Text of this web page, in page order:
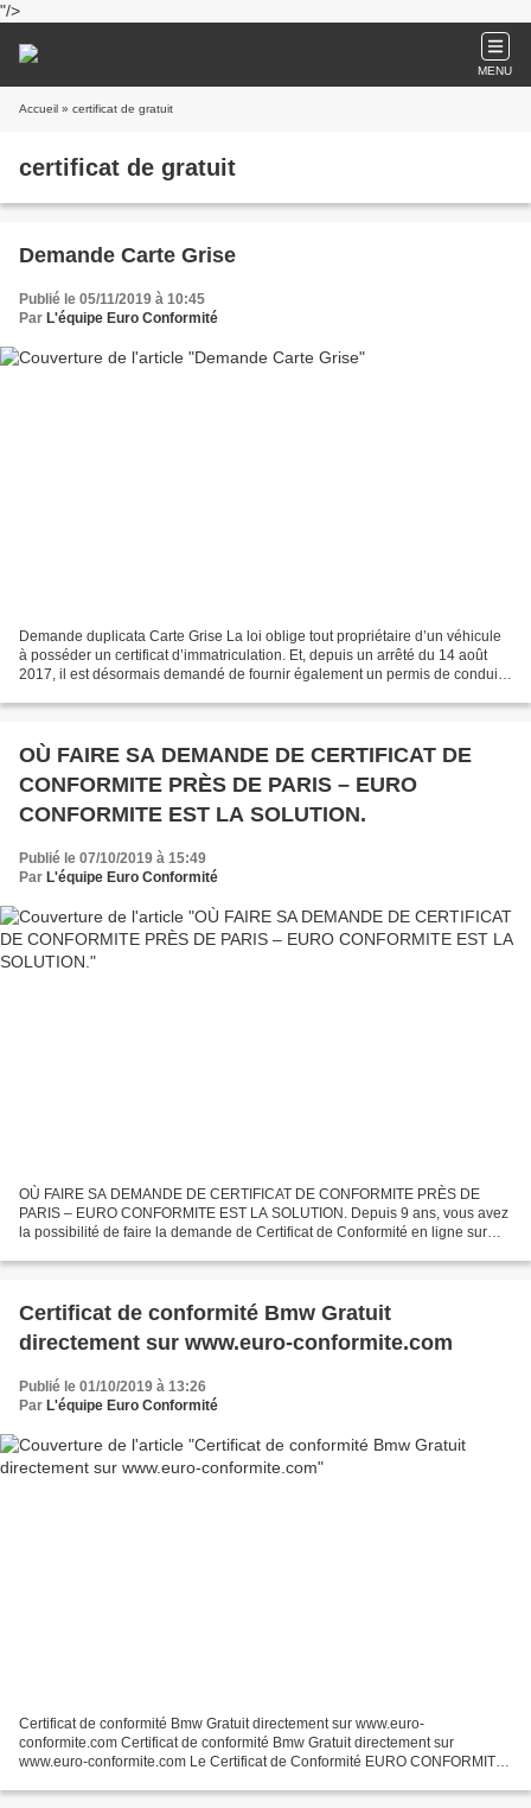
"/>
MENU
Accueil » certificat de gratuit
certificat de gratuit
Demande Carte Grise
Publié le 05/11/2019 à 10:45
Par L'équipe Euro Conformité
Demande duplicata Carte Grise La loi oblige tout propriétaire d’un véhicule
à posséder un certificat d’immatriculation. Et, depuis un arrêté du 14 août
2017, il est désormais demandé de fournir également un permis de conduire
OÙ FAIRE SA DEMANDE DE CERTIFICAT DE
CONFORMITE PRÈS DE PARIS – EURO
CONFORMITE EST LA SOLUTION.
Publié le 07/10/2019 à 15:49
Par L'équipe Euro Conformité
OÙ FAIRE SA DEMANDE DE CERTIFICAT DE CONFORMITE PRÈS DE
PARIS – EURO CONFORMITE EST LA SOLUTION. Depuis 9 ans, vous avez
la possibilité de faire la demande de Certificat de Conformité en ligne sur
Certificat de conformité Bmw Gratuit
directement sur www.euro-conformite.com
Publié le 01/10/2019 à 13:26
Par L'équipe Euro Conformité
Certificat de conformité Bmw Gratuit directement sur www.euro-
conformite.com Certificat de conformité Bmw Gratuit directement sur
www.euro-conformite.com Le Certificat de Conformité EURO CONFORMITÉ